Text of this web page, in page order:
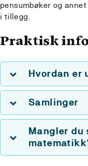
pensumbøker og
i tillegg.
Praktisk
Hvordan er
Samlinger
Mangler du